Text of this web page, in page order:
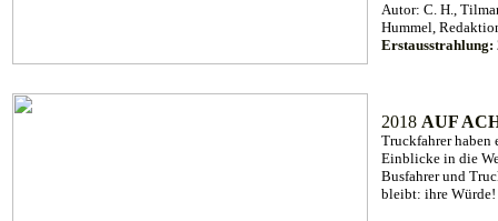
Autor: C. H.,
Hummel,
Erstausstrahlung:
2018 AUF
Truckfahrer haben
Einblicke in die
Busfahrer und
bleibt: ihre Würde!